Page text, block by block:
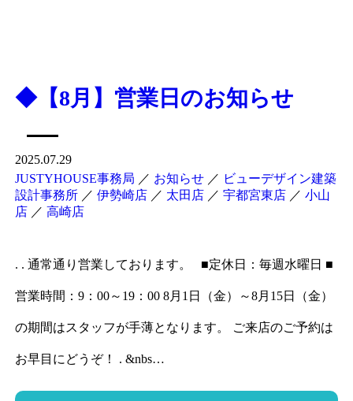
◆【8月】営業日のお知らせ
2025.07.29
JUSTYHOUSE事務局 ／ お知らせ／ ビューデザイン建築
設計事務所／ 伊勢崎店／ 太田店／ 宇都宮東店／ 小山
店／ 高崎店
. . 通常通り営業しております。 ■定休日：毎週水曜日 ■
営業時間：9：00～19：00 8月1日（金）～8月15日（金）
の期間はスタッフが手薄となります。 ご来店のご予約は
お早目にどうぞ！ . &nbs…